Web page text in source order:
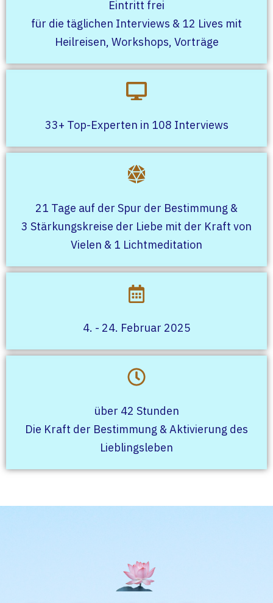
Eintritt frei
für die täglichen Interviews & 12 Lives mit
Heilreisen, Workshops, Vorträge
33+ Top-Experten in 108 Interviews
21 Tage auf der Spur der Bestimmung &
3 Stärkungskreise der Liebe mit der Kraft von
Vielen & 1 Lichtmeditation
4. - 24. Februar 2025
über 42 Stunden
Die Kraft der Bestimmung & Aktivierung des
Lieblingsleben